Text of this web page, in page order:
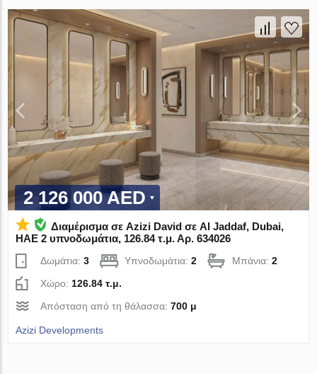
2 126 000 AED
Διαμέρισμα σε Azizi David σε Al Jaddaf, Dubai,
ΗΑΕ 2 υπνοδωμάτια, 126.84 τ.μ. Αρ. 634026
Δωμάτια:3 Υπνοδωμάτια:2 Μπάνια:2
Χώρο: 126.84 τ.μ.
Απόσταση από τη θάλασσα:700 μ
Azizi Developments